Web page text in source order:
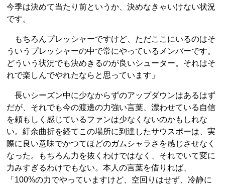
今季は決めて当たり前というか、決めなきゃいけない状況
です。
もちろんプレッシャーですけど、ただここにいるのはそ
ういうプレッシャーの中で常にやっているメンバーです。
どういう状況でも決めきるのが良いシューター。それはそ
れで楽しんでやれたならと思っています」
長いシーズン中に少なからずのアップダウンはあるはず
だが、それでも今の渡邊の力強い言葉、漂わせている自信
を頼もしく感じているファンは少なくないのかもしれな
い。紆余曲折を経てこの場所に到達したサウスポーは、実
際に良い意味でかつてほどのガムシャラさを感じさせなく
なった。もちろん力を抜くわけではなく、それでいて変に
力みすぎるわけでもない。本人の言葉を借りれば、
「100%の力でやっていますけど、空回りはせず、冷静に